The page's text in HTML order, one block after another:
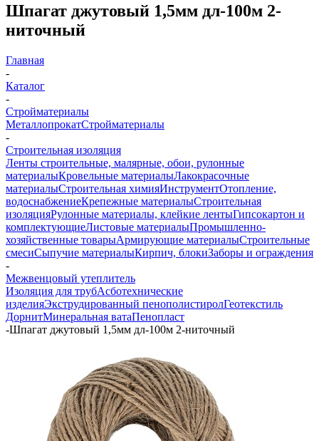
Шпагат джутовый 1,5мм дл-100м 2-
ниточный
Главная
-
Каталог
-
Стройматериалы
МеталлопрокатСтройматериалы
-
Строительная изоляция
Ленты строительные, малярные, обои, рулонные
материалыКровельные материалыЛакокрасочные
материалыСтроительная химияИнструментОтопление,
водоснабжениеКрепежные материалыСтроительная
изоляцияРулонные материалы, клейкие лентыГипсокартон и
комплектующиеЛистовые материалыПромышленно-
хозяйственные товарыАрмирующие материалыСтроительные
смесиСыпучие материалыКирпич, блокиЗаборы и ограждения
-
Межвенцовый утеплитель
Изоляция для трубАсботехнические
изделияЭкструдированный пенополистиролГеотекстиль
ДорнитМинеральная ватаПенопласт
-Шпагат джутовый 1,5мм дл-100м 2-ниточный